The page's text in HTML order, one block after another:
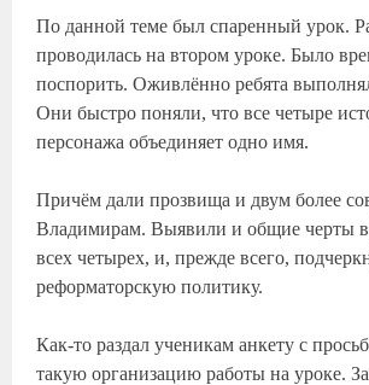
По данной теме был спаренный урок.
проводилась на втором уроке. Было
поспорить. Оживлённо ребята
Они быстро поняли, что все четыре
персонажа объединяет одно имя.
Причём дали прозвища и двум более
Владимирам. Выявили и общие черты в
всех четырех, и, прежде всего,
реформаторскую политику.
Как-то раздал ученикам анкету с
такую организацию работы на уроке.